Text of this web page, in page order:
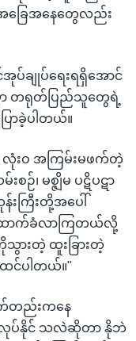
အခြေအနေတွေလည်း
ချုပ်ရေးရရှိအောင်
ာ တရုတ်ပြည်သူတွေရဲ့
ာခဲ့ပါတယ်။
လုံးဝ အကြမ်းမဖက်တဲ့
၊ မစ္ဇျိမ ပဋိပဋာ
းကြီးတို့အပေါ်
ောက်ခံလာကြတယ်လို့
ားတဲ့ ထူးခြားတဲ့
င်ပါတယ်။"
တည်းကနေ
လုပ်နိုင် သလဲဆိုတာ နိုဘဲ